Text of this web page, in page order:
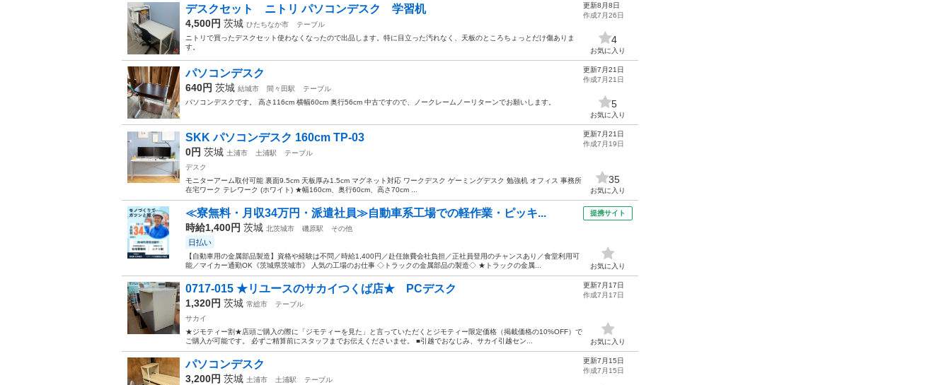
デスクセット ニトリ パソコンデスク 学習机
4,500円 茨城 ひたちなか市
テーブル
ニトリで買ったデスクセット使わなくなったので出品します。特に目立った汚れなく、天板のところちょっとだけ傷ありま
す。
更新8月8日
作成7月26日
4
お気に入り
パソコンデスク
640円 茨城 結城市 間々田駅
テーブル
パソコンデスクです。 高さ116cm 横幅60cm 奥行56cm 中古ですので、ノークレームノーリターンでお願いします。
更新7月21日
作成7月21日
5
お気に入り
SKK パソコンデスク 160cm TP-03
0円 茨城 土浦市 土浦駅
テーブル
デスク
モニターアーム取付可能 裏面9.5cm 天板厚み1.5cm マグネット対応 ワークデスク ゲーミングデスク 勉強机 オフィス 事務所
在宅ワーク テレワーク (ホワイト) ★幅160cm、奥行60cm、高さ70cm ...
更新7月21日
作成7月19日
35
お気に入り
≪寮無料・月収34万円・派遣社員≫自動車系工場での軽作業・ピッキ...
時給1,400円 茨城 北茨城市 磯原駅 その他
日払い
【自動車用の金属部品製造】資格や経験は不問／時給1,400円／赴任旅費会社負担／正社員登用のチャンスあり／食堂利用可
能／マイカー通勤OK《茨城県茨城市》 人気の工場のお仕事 ◇トラックの金属部品の製造◇ ★トラックの金属...
提携サイト
お気に入り
0717-015 ★リユースのサカイつくば店★ PCデスク
1,320円 茨城 常総市
テーブル
サカイ
★ジモティー割★店頭ご購入の際に「ジモティーを見た」と言っていただくとジモティー限定価格（掲載価格の10%OFF）で
ご購入が可能です。 必ずご精算前にスタッフまでお伝えくださいませ。 ■引越でおなじみ、サカイ引越セン...
更新7月17日
作成7月17日
お気に入り
パソコンデスク
3,200円 茨城 土浦市 土浦駅
テーブル
更新7月15日
作成7月15日